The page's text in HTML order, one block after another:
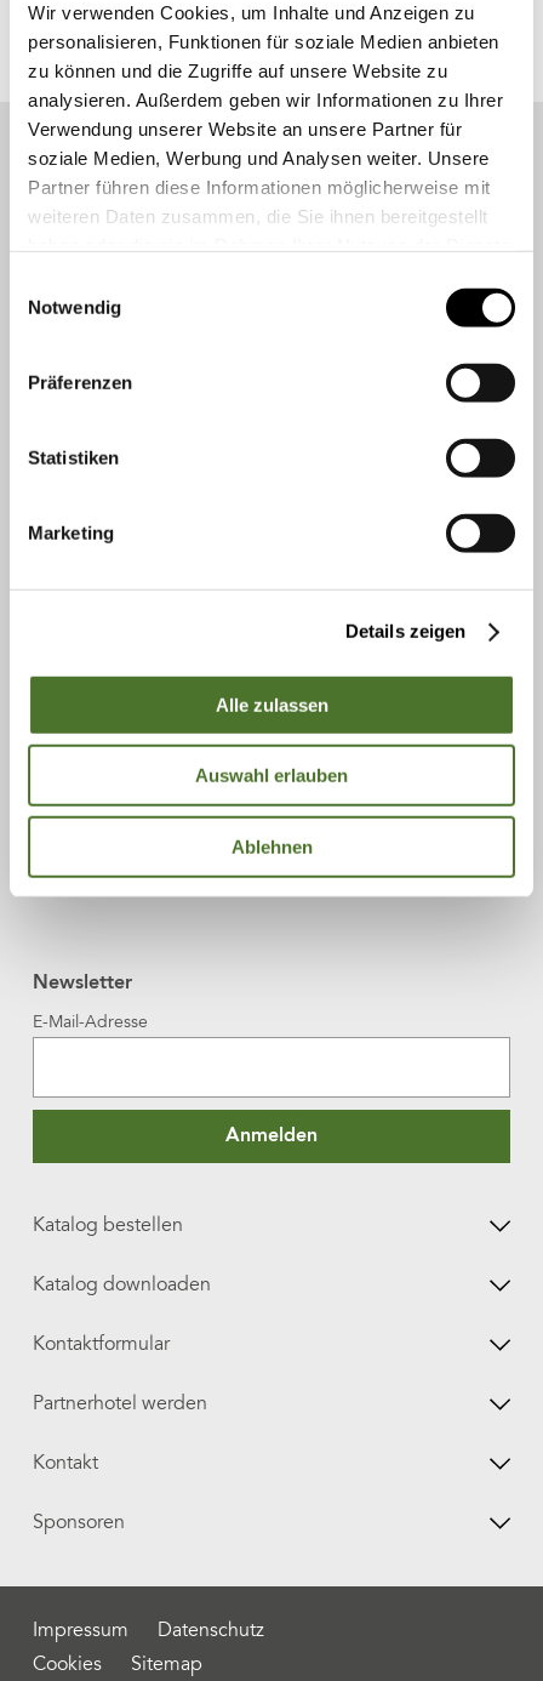
Wir verwenden Cookies, um Inhalte und Anzeigen zu
personalisieren, Funktionen für soziale Medien anbieten
zu können und die Zugriffe auf unsere Website zu
analysieren. Außerdem geben wir Informationen zu Ihrer
Verwendung unserer Website an unsere Partner für
soziale Medien, Werbung und Analysen weiter. Unsere
Partner führen diese Informationen möglicherweise mit
weiteren Daten zusammen, die Sie ihnen bereitgestellt
Notwendig
Präferenzen
Statistiken
Marketing
Details zeigen
Alle zulassen
Auswahl erlauben
Ablehnen
Newsletter
E-Mail-Adresse
Anmelden
Katalog bestellen
Katalog downloaden
Kontaktformular
Partnerhotel werden
Lernen Sie uns besser
kennen
Kontakt
Sponsoren
Impressum
Datenschutz
Cookies
Sitemap